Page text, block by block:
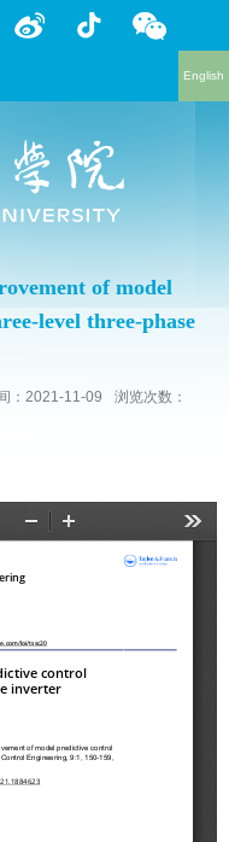
English
of model
level three-phase
：2021-11-09
浏览次数：